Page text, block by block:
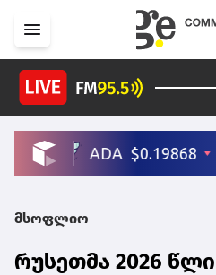
მსოფლიო
რუსეთმა 2026